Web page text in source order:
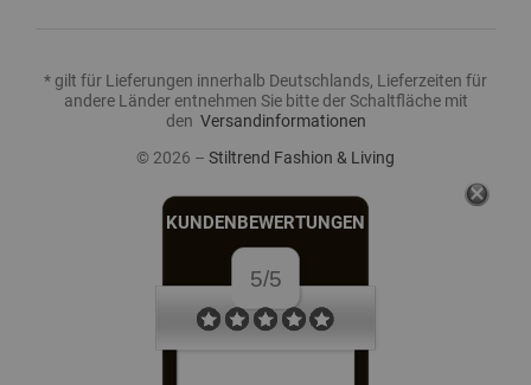
* gilt für Lieferungen innerhalb Deutschlands, Lieferzeiten für
andere Länder entnehmen Sie bitte der Schaltfläche mit
den Versandinformationen
© 2026 – Stiltrend Fashion & Living
KUNDENBEWERTUNGEN
5/5